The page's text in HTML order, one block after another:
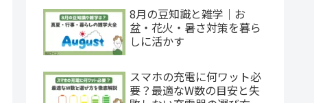
8月の豆知識と雑学｜お
盆・花火・暑さ対策を暮ら
しに活かす
スマホの充電に何ワット必
要？最適なW数の目安と失